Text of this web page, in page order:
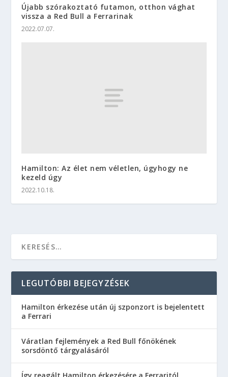
Újabb szórakoztató futamon, otthon vághat
vissza a Red Bull a Ferrarinak
2022.07.07.
Hamilton: Az élet nem véletlen, úgyhogy ne
kezeld úgy
2022.10.18.
LEGUTÓBBI BEJEGYZÉSEK
Hamilton érkezése után új szponzort is bejelentett
a Ferrari
Váratlan fejlemények a Red Bull főnökének
sorsdöntő tárgyalásáról